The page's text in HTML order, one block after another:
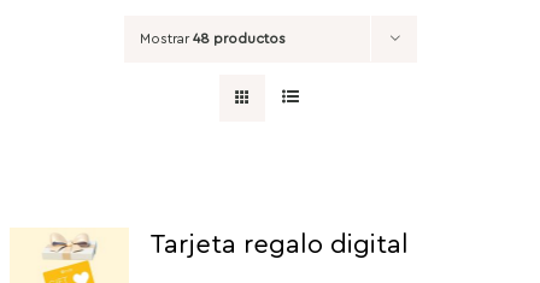
Mostrar48 productos
Tarjeta regalo digital